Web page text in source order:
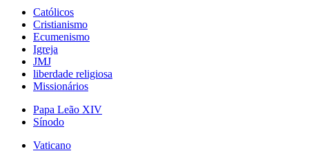
Católicos
Cristianismo
Ecumenismo
Igreja
JMJ
liberdade religiosa
Missionários
Papa Leão XIV
Sínodo
Vaticano